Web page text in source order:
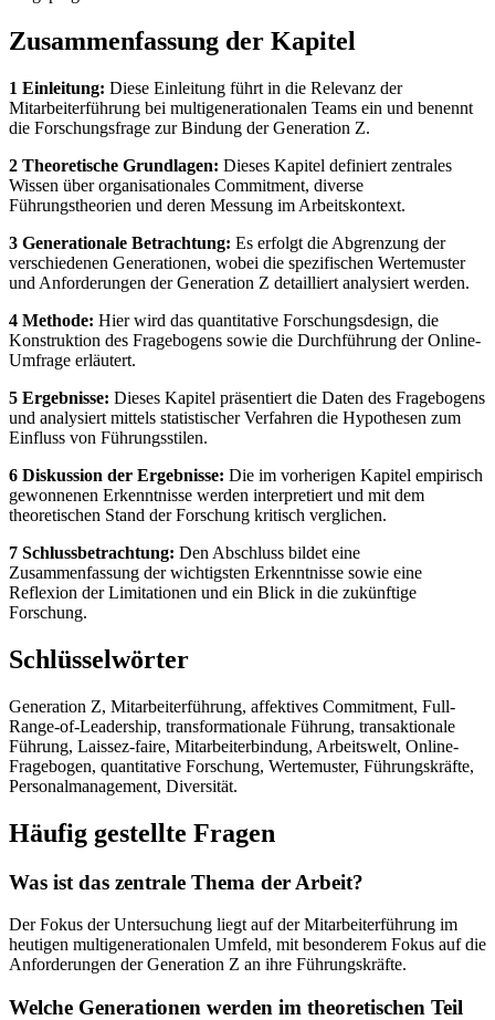
Zusammenfassung der Kapitel
1 Einleitung: Diese Einleitung führt in die Relevanz der
Mitarbeiterführung bei multigenerationalen Teams ein und benennt
die Forschungsfrage zur Bindung der Generation Z.
2 Theoretische Grundlagen: Dieses Kapitel definiert zentrales
Wissen über organisationales Commitment, diverse
Führungstheorien und deren Messung im Arbeitskontext.
3 Generationale Betrachtung: Es erfolgt die Abgrenzung der
verschiedenen Generationen, wobei die spezifischen Wertemuster
und Anforderungen der Generation Z detailliert analysiert werden.
4 Methode: Hier wird das quantitative Forschungsdesign, die
Konstruktion des Fragebogens sowie die Durchführung der Online-
Umfrage erläutert.
5 Ergebnisse: Dieses Kapitel präsentiert die Daten des Fragebogens
und analysiert mittels statistischer Verfahren die Hypothesen zum
Einfluss von Führungsstilen.
6 Diskussion der Ergebnisse: Die im vorherigen Kapitel empirisch
gewonnenen Erkenntnisse werden interpretiert und mit dem
theoretischen Stand der Forschung kritisch verglichen.
7 Schlussbetrachtung: Den Abschluss bildet eine
Zusammenfassung der wichtigsten Erkenntnisse sowie eine
Reflexion der Limitationen und ein Blick in die zukünftige
Forschung.
Schlüsselwörter
Generation Z, Mitarbeiterführung, affektives Commitment, Full-
Range-of-Leadership, transformationale Führung, transaktionale
Führung, Laissez-faire, Mitarbeiterbindung, Arbeitswelt, Online-
Fragebogen, quantitative Forschung, Wertemuster, Führungskräfte,
Personalmanagement, Diversität.
Häufig gestellte Fragen
Was ist das zentrale Thema der Arbeit?
Der Fokus der Untersuchung liegt auf der Mitarbeiterführung im
heutigen multigenerationalen Umfeld, mit besonderem Fokus auf die
Anforderungen der Generation Z an ihre Führungskräfte.
Welche Generationen werden im theoretischen Teil